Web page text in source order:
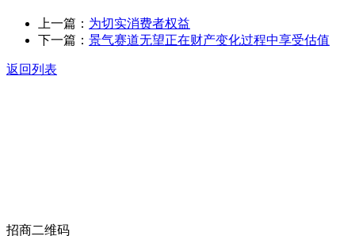
上一篇： 为切实消费者权益
下一篇： 景气赛道无望正在财产变化过程中享受估值
返回列表
招商二维码